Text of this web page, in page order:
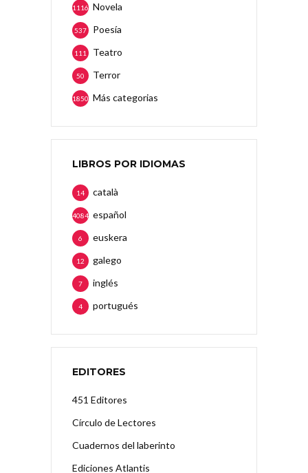
Novela
1116
Poesía
537
Teatro
111
Terror
50
Más categorias
1850
LIBROS POR IDIOMAS
català
14
español
4084
euskera
6
galego
12
inglés
7
portugués
4
EDITORES
451 Editores
Círculo de Lectores
Cuadernos del laberinto
Ediciones Atlantis